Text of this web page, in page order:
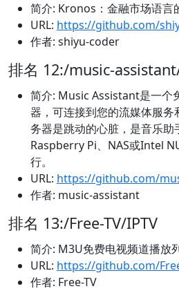
简介: Kronos：金融市场语言
URL: https://github.com/
作者: shiyu-coder
排名 12:/music-
简介: Music Assistant是一个
器，可连接到您的流媒体服务
务器是跳动的心脏，是音乐助
Raspberry Pi、NAS或Intel
行。
URL: https://github.com/
作者: music-assistant
排名 13:/Free-TV/IPTV
简介: M3U免费电视频道播放
URL: https://github.com/
作者: Free-TV